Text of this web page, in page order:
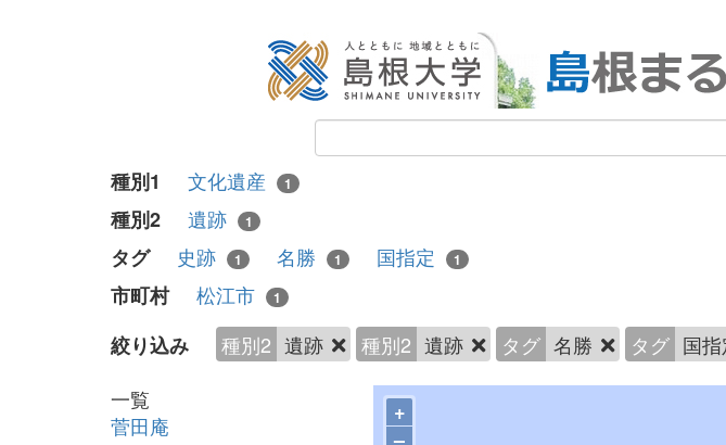
種別1 文化遺産 1
種別2 遺跡 1
タグ 史跡 1 名勝 1 国指定 1
市町村 松江市 1
絞り込み 種別2 遺跡 種別2 遺跡 タグ 名勝 タグ 国指
一覧
菅田庵
+
–